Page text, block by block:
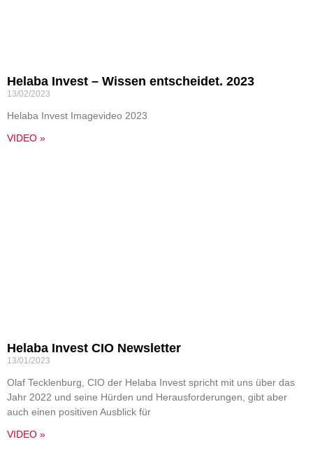
Helaba Invest – Wissen entscheidet. 2023
13/02/2023
Helaba Invest Imagevideo 2023
VIDEO »
Helaba Invest CIO Newsletter
13/01/2023
Olaf Tecklenburg, CIO der Helaba Invest spricht mit uns über das
Jahr 2022 und seine Hürden und Herausforderungen, gibt aber
auch einen positiven Ausblick für
VIDEO »